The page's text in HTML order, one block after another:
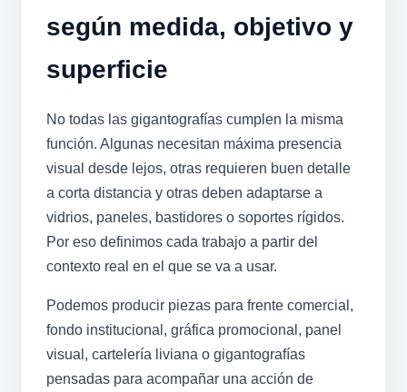
según medida, objetivo y
superficie
No todas las gigantografías cumplen la misma
función. Algunas necesitan máxima presencia
visual desde lejos, otras requieren buen detalle
a corta distancia y otras deben adaptarse a
vidrios, paneles, bastidores o soportes rígidos.
Por eso definimos cada trabajo a partir del
contexto real en el que se va a usar.
Podemos producir piezas para frente comercial,
fondo institucional, gráfica promocional, panel
visual, cartelería liviana o gigantografías
pensadas para acompañar una acción de